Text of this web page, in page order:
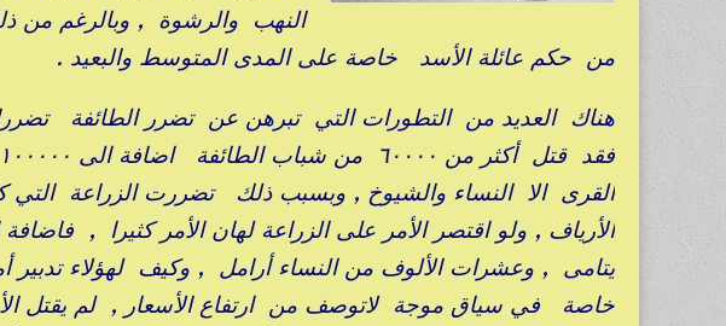
النهب والرشوة , وبالرغم من ذلك
من حكم عائلة الأسد خاصة على المدى المتوسط والبعيد .
هناك العديد من التطورات التي تبرهن عن تضرر الطائفة تضررا
القرى الا النساء والشيوخ , وبسبب ذلك تضررت الزراعة
الأرياف , ولو اقتصر الأمر على الزراعة لهان الأمر كثيرا ,
يتامى , وعشرات الألوف من النساء أرامل , وكيف لهؤلاء تدبير
خاصة في سياق موجة لاتوصف من ارتفاع الأسعار , لم يقتل